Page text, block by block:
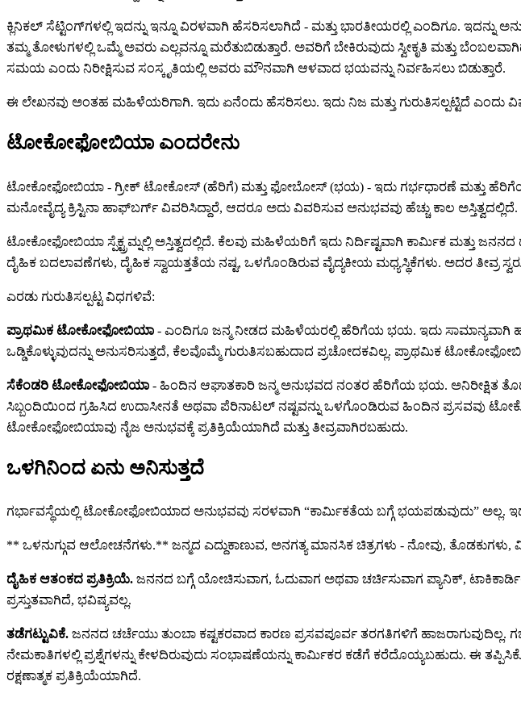
ಕ್ಲಿನಿಕಲ್ ಸೆಟ್ಟಿಂಗ್‌ಗಳಲ್ಲಿ ಇದನ್ನು ಇನ್ನೂ ವಿರಳವಾಗಿ ಹೆಸರಿಸಲಾಗಿದೆ - ಮತ್ತು ಭಾರತೀಯರಲ್ಲಿ ಎಂದಿಗೂ. ಇದನ್ನು
ತಮ್ಮ ತೋಳುಗಳಲ್ಲಿ ಒಮ್ಮೆ ಅವರು ಎಲ್ಲವನ್ನೂ ಮರೆತುಬಿಡುತ್ತಾರೆ. ಅವರಿಗೆ ಬೇಕಿರುವುದು ಸ್ವೀಕೃತಿ ಮತ್ತು
ಸಮಯ ಎಂದು ನಿರೀಕ್ಷಿಸುವ ಸಂಸ್ಕೃತಿಯಲ್ಲಿ ಅವರು ಮೌನವಾಗಿ ಆಳವಾದ ಭಯವನ್ನು ನಿರ್ವಹಿಸಲು ಬಿಡುತ್ತಾರೆ.
ಈ ಲೇಖನವು ಅಂತಹ ಮಹಿಳೆಯರಿಗಾಗಿ. ಇದು ಏನೆಂದು ಹೆಸರಿಸಲು. ಇದು ನಿಜ ಮತ್ತು ಗುರುತಿಸಲ್ಪಟ್ಟಿದೆ ಎಂದು
ಟೋಕೋಫೋಬಿಯಾ ಎಂದರೇನು
ಟೋಕೋಫೋಬಿಯಾ - ಗ್ರೀಕ್ ಟೋಕೋಸ್ (ಹೆರಿಗೆ) ಮತ್ತು ಫೋಬೋಸ್ (ಭಯ) - ಇದು ಗರ್ಭಧಾರಣೆ ಮತ್ತು ಹೆರಿಗೆಯ
ಮನೋವೈದ್ಯ ಕ್ರಿಸ್ಟಿನಾ ಹಾಫ್‌ಬರ್ಗ್ ವಿವರಿಸಿದ್ದಾರೆ, ಆದರೂ ಅದು ವಿವರಿಸುವ ಅನುಭವವು ಹೆಚ್ಚು ಕಾಲ ಅಸ್ತಿತ್ವದಲ್ಲಿದೆ.
ಟೋಕೋಫೋಬಿಯಾ ಸ್ಪೆಕ್ಟ್ರಮ್ನಲ್ಲಿ ಅಸ್ತಿತ್ವದಲ್ಲಿದೆ. ಕೆಲವು ಮಹಿಳೆಯರಿಗೆ ಇದು ನಿರ್ದಿಷ್ಟವಾಗಿ ಕಾರ್ಮಿಕ ಮತ್ತು
ದೈಹಿಕ ಬದಲಾವಣೆಗಳು, ದೈಹಿಕ ಸ್ವಾಯತ್ತತೆಯ ನಷ್ಟ, ಒಳಗೊಂಡಿರುವ ವೈದ್ಯಕೀಯ ಮಧ್ಯಸ್ಥಿಕೆಗಳು. ಅದರ
ಎರಡು ಗುರುತಿಸಲ್ಪಟ್ಟ ವಿಧಗಳಿವೆ:
ಪ್ರಾಥಮಿಕ ಟೋಕೋಫೋಬಿಯಾ - ಎಂದಿಗೂ ಜನ್ಮ ನೀಡದ ಮಹಿಳೆಯರಲ್ಲಿ ಹೆರಿಗೆಯ ಭಯ. ಇದು ಸಾಮಾನ್ಯವಾಗಿ
ಒಡ್ಡಿಕೊಳ್ಳುವುದನ್ನು ಅನುಸರಿಸುತ್ತದೆ, ಕೆಲವೊಮ್ಮೆ ಗುರುತಿಸಬಹುದಾದ ಪ್ರಚೋದಕವಿಲ್ಲ. ಪ್ರಾಥಮಿಕ
ಸೆಕೆಂಡರಿ ಟೋಕೋಫೋಬಿಯಾ - ಹಿಂದಿನ ಆಘಾತಕಾರಿ ಜನ್ಮ ಅನುಭವದ ನಂತರ ಹೆರಿಗೆಯ ಭಯ. ಅನಿರೀಕ್ಷಿತ
ಸಿಬ್ಬಂದಿಯಿಂದ ಗ್ರಹಿಸಿದ ಉದಾಸೀನತೆ ಅಥವಾ ಪೆರಿನಾಟಲ್ ನಷ್ಟವನ್ನು ಒಳಗೊಂಡಿರುವ ಹಿಂದಿನ ಪ್ರಸವವು
ಟೋಕೋಫೋಬಿಯಾವು ನೈಜ ಅನುಭವಕ್ಕೆ ಪ್ರತಿಕ್ರಿಯೆಯಾಗಿದೆ ಮತ್ತು ತೀವ್ರವಾಗಿರಬಹುದು.
ಒಳಗಿನಿಂದ ಏನು ಅನಿಸುತ್ತದೆ
ಗರ್ಭಾವಸ್ಥೆಯಲ್ಲಿ ಟೋಕೋಫೋಬಿಯಾದ ಅನುಭವವು ಸರಳವಾಗಿ “ಕಾರ್ಮಿಕತೆಯ ಬಗ್ಗೆ ಭಯಪಡುವುದು” ಅಲ್ಲ.
** ಒಳನುಗ್ಗುವ ಆಲೋಚನೆಗಳು.** ಜನ್ಮದ ಎದ್ದುಕಾಣುವ, ಅನಗತ್ಯ ಮಾನಸಿಕ ಚಿತ್ರಗಳು - ನೋವು, ತೊಡಕುಗಳು,
ದೈಹಿಕ ಆತಂಕದ ಪ್ರತಿಕ್ರಿಯೆ. ಜನನದ ಬಗ್ಗೆ ಯೋಚಿಸುವಾಗ, ಓದುವಾಗ ಅಥವಾ ಚರ್ಚಿಸುವಾಗ ಪ್ಯಾನಿಕ್,
ಪ್ರಸ್ತುತವಾಗಿದೆ, ಭವಿಷ್ಯವಲ್ಲ.
ತಡೆಗಟ್ಟುವಿಕೆ. ಜನನದ ಚರ್ಚೆಯು ತುಂಬಾ ಕಷ್ಟಕರವಾದ ಕಾರಣ ಪ್ರಸವಪೂರ್ವ ತರಗತಿಗಳಿಗೆ ಹಾಜರಾಗುವುದಿಲ್ಲ.
ನೇಮಕಾತಿಗಳಲ್ಲಿ ಪ್ರಶ್ನೆಗಳನ್ನು ಕೇಳದಿರುವುದು ಸಂಭಾಷಣೆಯನ್ನು ಕಾರ್ಮಿಕರ ಕಡೆಗೆ ಕರೆದೊಯ್ಯಬಹುದು.
ರಕ್ಷಣಾತ್ಮಕ ಪ್ರತಿಕ್ರಿಯೆಯಾಗಿದೆ.